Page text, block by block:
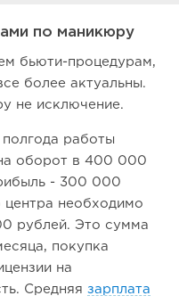
по маникюру
бьюти-процедурам,
более актуальны.
не исключение.
работы
оборот в 400 000
- 300 000
центра необходимо
рублей. Это сумма
покупка
на
Средняя зарплата